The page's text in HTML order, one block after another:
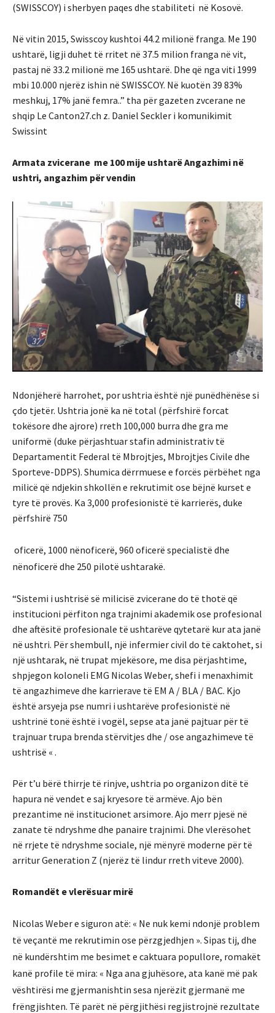
(SWISSCOY) i sherbyen paqes dhe stabiliteti në Kosovë.
Në vitin 2015, Swisscoy kushtoi 44.2 milionë franga. Me 190
ushtarë, ligji duhet të rritet në 37.5 milion franga në vit,
pastaj në 33.2 milionë me 165 ushtarë. Dhe që nga viti 1999
mbi 10.000 njerëz ishin në SWISSCOY. Në kuotën 39 83%
meshkuj, 17% janë femra..” tha për gazeten zvcerane ne
shqip Le Canton27.ch z. Daniel Seckler i komunikimit
Swissint
Armata zvicerane me 100 mije ushtarë Angazhimi në
ushtri, angazhim për vendin
Ndonjëherë harrohet, por ushtria është një punëdhënëse si
çdo tjetër. Ushtria jonë ka në total (përfshirë forcat
tokësore dhe ajrore) rreth 100,000 burra dhe gra me
uniformë (duke përjashtuar stafin administrativ të
Departamentit Federal të Mbrojtjes, Mbrojtjes Civile dhe
Sporteve-DDPS). Shumica dërrmuese e forcës përbëhet nga
milicë që ndjekin shkollën e rekrutimit ose bëjnë kurset e
tyre të provës. Ka 3,000 profesionistë të karrierës, duke
përfshirë 750
oficerë, 1000 nënoficerë, 960 oficerë specialistë dhe
nënoficerë dhe 250 pilotë ushtarakë.
“Sistemi i ushtrisë së milicisë zvicerane do të thotë që
institucioni përfiton nga trajnimi akademik ose profesional
dhe aftësitë profesionale të ushtarëve qytetarë kur ata janë
në ushtri. Për shembull, një infermier civil do të caktohet, si
një ushtarak, në trupat mjekësore, me disa përjashtime,
shpjegon koloneli EMG Nicolas Weber, shefi i menaxhimit
të angazhimeve dhe karrierave të EM A / BLA / BAC. Kjo
është arsyeja pse numri i ushtarëve profesionistë në
ushtrinë tonë është i vogël, sepse ata janë pajtuar për të
trajnuar trupa brenda stërvitjes dhe / ose angazhimeve të
ushtrisë « .
Për t’u bërë thirrje të rinjve, ushtria po organizon ditë të
hapura në vendet e saj kryesore të armëve. Ajo bën
prezantime në institucionet arsimore. Ajo merr pjesë në
zanate të ndryshme dhe panaire trajnimi. Dhe vlerësohet
në rrjete të ndryshme sociale, një mënyrë moderne për të
arritur Generation Z (njerëz të lindur rreth viteve 2000).
Romandët e vlerësuar mirë
Nicolas Weber e siguron atë: « Ne nuk kemi ndonjë problem
të veçantë me rekrutimin ose përzgjedhjen ». Sipas tij, dhe
në kundërshtim me besimet e caktuara popullore, romakët
kanë profile të mira: « Nga ana gjuhësore, ata kanë më pak
vështirësi me gjermanishtin sesa njerëzit gjermanë me
frëngjishten. Të parët në përgjithësi regjistrojnë rezultate